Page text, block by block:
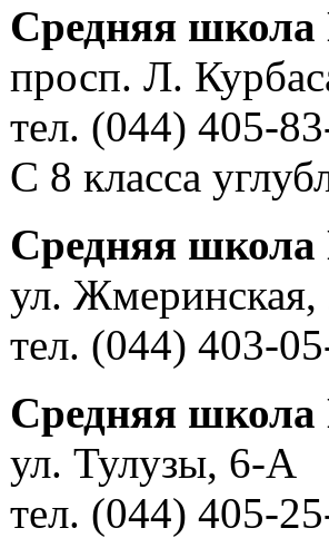
Средняя
просп. Л.
тел. (044) 405-
С 8 класса
Средняя
ул. Жмеринская,
тел. (044) 403-
Средняя
ул. Тулузы, 6-А
тел. (044) 405-